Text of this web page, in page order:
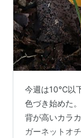
今週は10℃以
色づき始めた
背が高いカラ
ガーネットオ